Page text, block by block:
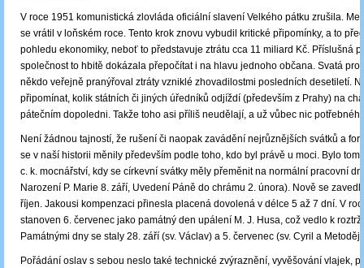
V roce 1951 komunistická zlovláda oficiální slavení Velkého pátku zrušila.
se vrátil v loňském roce. Tento krok znovu vybudil kritické připomínky, a to
pohledu ekonomiky, neboť to představuje ztrátu cca 11 miliard Kč. Příslušná
společnost to hbitě dokázala přepočítat i na hlavu jednoho občana. Svatá
někdo veřejně pranýřoval ztráty vzniklé zhovadilostmi posledních desetiletí.
připomínat, kolik státních či jiných úředníků odjíždí (především z Prahy) na
pátečním dopoledni. Takže toho asi příliš neudělají, a už vůbec nic
Není žádnou tajností, že rušení či naopak zavádění nejrůznějších svátků a
se v naší historii měnily především podle toho, kdo byl právě u moci. Bylo
c. k. mocnářství, kdy se církevní svátky měly přeměnit na normální pracovní
Narození P. Marie 8. září, Uvedení Páně do chrámu 2. února). Nově se zavedl
říjen. Jakousi kompenzaci přinesla placená dovolená v délce 5 až 7 dní. V
stanoven 6. červenec jako památný den upálení M. J. Husa, což vedlo k
Památnými dny se staly 28. září (sv. Václav) a 5. červenec (sv. Cyril a
Pořádání oslav s sebou neslo také technické zvýraznění, vyvěšování vlajek,